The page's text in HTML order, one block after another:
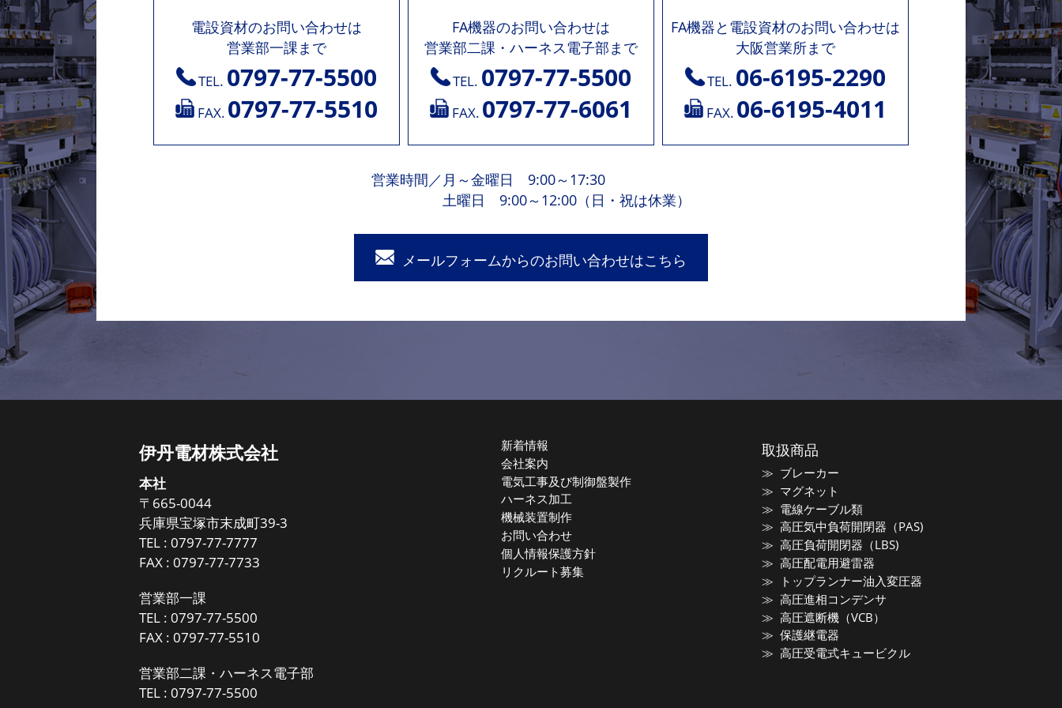
電設資材のお問い合わせは
営業部一課まで
TEL. 0797-77-5500
FAX. 0797-77-5510
FA機器のお問い合わせは
営業部二課・ハーネス電子部まで
TEL. 0797-77-5500
FAX. 0797-77-6061
FA機器と電設資材のお問い合わせは
大阪営業所まで
TEL. 06-6195-2290
FAX. 06-6195-4011
営業時間 ／ 月～金曜日 9:00～17:30
土曜日 9:00～12:00（日・祝は休業）
メールフォームからのお問い合わせはこちら
伊丹電材株式会社
本社
〒665-0044
兵庫県宝塚市末成町39-3
TEL :0797-77-7777
FAX : 0797-77-7733
営業部一課
TEL :0797-77-5500
FAX : 0797-77-5510
営業部二課・ハーネス電子部
TEL :0797-77-5500
新着情報
会社案内
電気工事及び制御盤製作
ハーネス加工
機械装置制作
お問い合わせ
個人情報保護方針
リクルート募集
取扱商品
ブレーカー
マグネット
電線ケーブル類
高圧気中負荷開閉器（PAS)
高圧負荷開閉器（LBS)
高圧配電用避雷器
トップランナー油入変圧器
高圧進相コンデンサ
高圧遮断機（VCB）
保護継電器
高圧受電式キュービクル